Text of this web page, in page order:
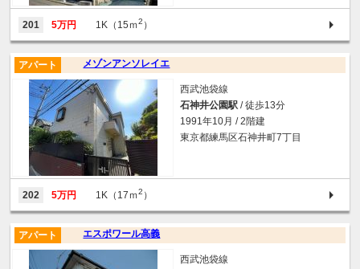
201 5万円 1K（15ｍ2 ）
メゾンアンソレイエ
アパート
西武池袋線
石神井公園駅 / 徒歩13分
1991年10月 / 2階建
東京都練馬区石神井町7丁目
202 5万円 1K（17ｍ2 ）
エスポワール高義
アパート
西武池袋線